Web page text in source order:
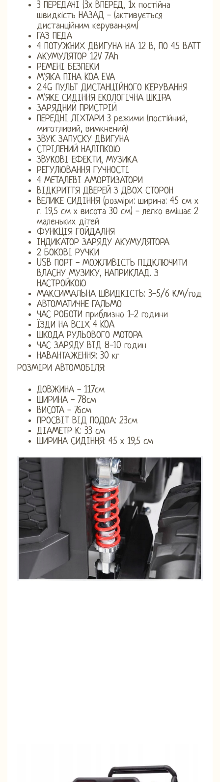
3 ПЕРЕДАЧІ (3x ВПЕРЕД, 1x постійна
швидкість НАЗАД - (активується
дистанційним керуванням)
ГАЗ ПЕДА
4 ПОТУЖНИХ ДВИГУНА НА 12 В, ПО 45 ВАТТ
АКУМУЛЯТОР 12V 7Ah
РЕМЕНІ БЕЗПЕКИ
М'ЯКА ПІНА KOA EVA
2.4G ПУЛЬТ ДИСТАНЦІЙНОГО КЕРУВАННЯ
М'ЯКЕ СИДІННЯ ЕКОЛОГІЧНА ШКІРА
ЗАРЯДНИЙ ПРИСТРІЙ
ПЕРЕДНІ ЛІХТАРИ 3 режими (постійний,
миготливий, вимкнений)
ЗВУК ЗАПУСКУ ДВИГУНА
СТРІЛЕНИЙ НАЛІПКОЮ
ЗВУКОВІ ЕФЕКТИ, МУЗИКА
РЕГУЛЮВАННЯ ГУЧНОСТІ
4 МЕТАЛЕВІ АМОРТИЗАТОРИ
ВІДКРИТТЯ ДВЕРЕЙ З ДВОХ СТОРОН
ВЕЛИКЕ СИДІННЯ (розміри: ширина: 45 см х
г. 19,5 см х висота 30 см) - легко вміщає 2
маленьких дітей
ФУНКЦІЯ ГОЙДАЛНЯ
ІНДИКАТОР ЗАРЯДУ АКУМУЛЯТОРА
2 БОКОВІ РУЧКИ
USB ПОРТ - МОЖЛИВІСТЬ ПІДКЛЮЧИТИ
ВЛАСНУ МУЗИКУ, НАПРИКЛАД. З
НАСТРОЙКОЮ
МАКСИМАЛЬНА ШВИДКІСТЬ: 3-5/6 КМ/год
АВТОМАТИЧНЕ ГАЛЬМО
ЧАС РОБОТИ приблизно 1-2 години
ЇЗДИ НА ВСІХ 4 KOA
ШКОДА РУЛЬОВОГО МОТОРА
ЧАС ЗАРЯДУ ВІД 8-10 годин
НАВАНТАЖЕННЯ: 30 кг
РОЗМІРИ АВТОМОБІЛЯ:
ДОВЖИНА - 117см
ШИРИНА - 78см
ВИСОТА - 76см
ПРОСВІТ ВІД ПОДОА: 23см
ДІАМЕТР К: 33 см
ШИРИНА СИДІННЯ: 45 х 19,5 см